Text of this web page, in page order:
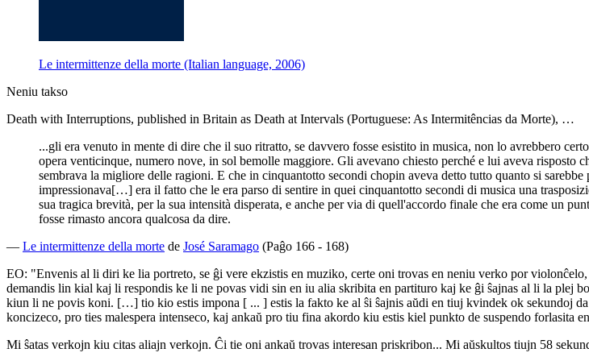
Le intermittenze della morte (Italian language, 2006)
Neniu takso
Death with Interruptions, published in Britain as Death at Intervals (Portuguese: As Intermitências da Morte), …
...gli era venuto in mente di dire che il suo ritratto, se davvero fosse esistito in musica, non lo avrebbero
opera venticinque, numero nove, in sol bemolle maggiore. Gli avevano chiesto perché e lui aveva risposto
sembrava la migliore delle ragioni. E che in cinquantotto secondi chopin aveva detto tutto quanto si
impressionava[…] era il fatto che le era parso di sentire in quei cinquantotto secondi di musica una
sua tragica brevità, per la sua intensità disperata, e anche per via di quell'accordo finale che era come un
fosse rimasto ancora qualcosa da dire.
— Le intermittenze della morte de José Saramago (Paĝo 166 - 168)
EO: "Envenis al li diri ke lia portreto, se ĝi vere ekzistis en muziko, certe oni trovas en neniu verko por
demandis lin kial kaj li respondis ke li ne povas vidi sin en iu alia skribita en partituro kaj ke ĝi ŝajnas al li la
kiun li ne povis koni. […] tio kio estis impona [ ... ] estis la fakto ke al ŝi ŝajnis aŭdi en tiuj kvindek ok sekundoj
koncizeco, pro ties malespera intenseco, kaj ankaŭ pro tiu fina akordo kiu estis kiel punkto de suspendo forlasita
Mi ŝatas verkojn kiu citas aliajn verkojn. Ĉi tie oni ankaŭ trovas interesan priskribon... Mi aŭskultos tiujn 58